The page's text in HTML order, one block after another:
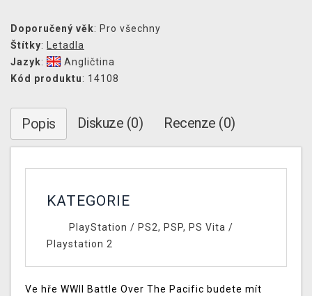
Doporučený věk: Pro všechny
Štítky: Letadla
Jazyk:
Angličtina
Kód produktu: 14108
Popis Diskuze (0) Recenze (0)
KATEGORIE
PlayStation / PS2, PSP, PS Vita /
Playstation 2
Ve hře WWII Battle Over The Pacific budete mít